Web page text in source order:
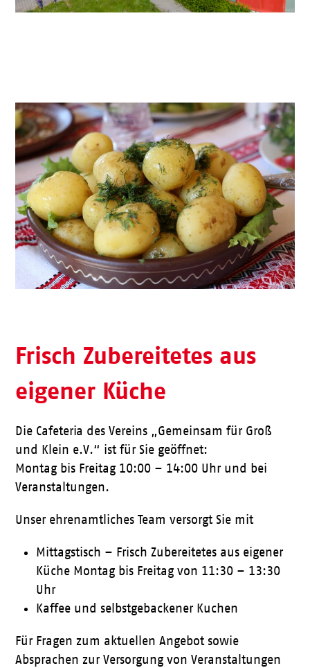
Frisch Zubereitetes aus
eigener Küche
Die Cafeteria des Vereins „Gemeinsam für Groß
und Klein e.V.“ ist für Sie geöffnet:
Montag bis Freitag 10:00 – 14:00 Uhr und bei
Veranstaltungen.
Unser ehrenamtliches Team versorgt Sie mit
Mittagstisch – Frisch Zubereitetes aus eigener
Küche Montag bis Freitag von 11:30 – 13:30
Uhr
Kaffee und selbstgebackener Kuchen
Für Fragen zum aktuellen Angebot sowie
Absprachen zur Versorgung von Veranstaltungen